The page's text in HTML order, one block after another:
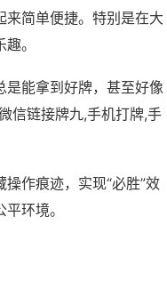
来简单便捷。特别是在大
。
能拿到好牌，甚至好像
信链接牌九,手机打牌,手
作痕迹，实现“必胜”效
环境。